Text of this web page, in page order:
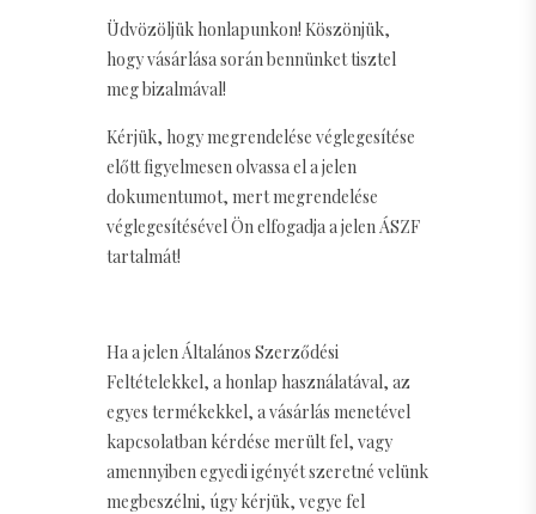
Üdvözöljük honlapunkon! Köszönjük,
hogy vásárlása során bennünket tisztel
meg bizalmával!
Kérjük, hogy megrendelése véglegesítése
előtt figyelmesen olvassa el a jelen
dokumentumot, mert megrendelése
véglegesítésével Ön elfogadja a jelen ÁSZF
tartalmát!
Ha a jelen Általános Szerződési
Feltételekkel, a honlap használatával, az
egyes termékekkel, a vásárlás menetével
kapcsolatban kérdése merült fel, vagy
amennyiben egyedi igényét szeretné velünk
megbeszélni, úgy kérjük, vegye fel